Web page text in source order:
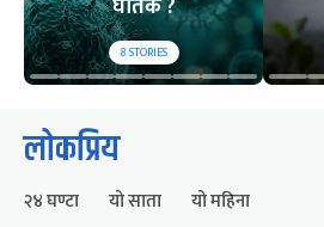
घातक ?
8STORIES
लोकप्रिय
२४ घण्टा यो साता यो महिना